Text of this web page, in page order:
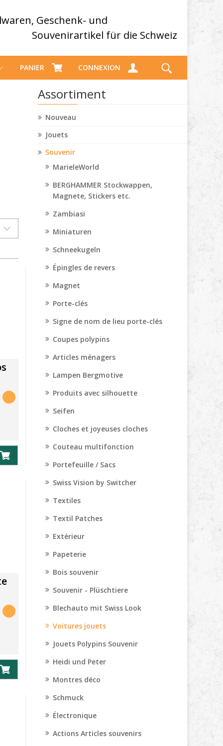
Geschenk- und
Souvenirartikel für die Schweiz
PANIER CONNEXION
Assortiment
Nouveau
Jouets
Souvenir
MarieleWorld
BERGHAMMER Stockwappen,
Magnete, Stickers etc.
Zambiasi
Miniaturen
Schneekugeln
Épingles de revers
Magnet
Porte-clés
Signe de nom de lieu porte-clés
Coupes polypins
Articles ménagers
Lampen Bergmotive
Produits avec silhouette
Seifen
Cloches et joyeuses cloches
Couteau multifonction
Portefeuille / Sacs
Swiss Vision by Switcher
Textiles
Textil Patches
Extérieur
Papeterie
Bois souvenir
Souvenir - Plüschtiere
Blechauto mit Swiss Look
Voitures jouets
Jouets Polypins Souvenir
Heidi und Peter
Montres déco
Schmuck
Électronique
Actions Articles souvenirs